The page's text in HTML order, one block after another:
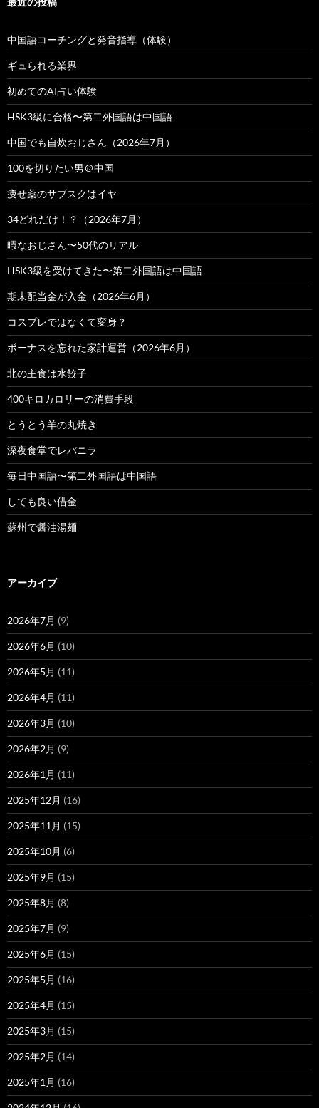
中国語コーチングと発音指導（体験）
ギュられる業界
初めてのAI占い体験
HSK3級に合格〜第二外国語は中国語
中国でも自炊おじさん（2026年7月）
100を切りたい男＠中国
痩せ薬のサブスクはイヤ
34どれだけ！？（2026年7月）
暇なおじさん〜50代のリアル
HSK3級を受けてきた〜第二外国語は中国語
期末配当金が入金（2026年6月）
コスプレではなくて変身？
ボーナスを忘れた家計運営（2026年6月）
北の主食は水餃子
400キロカロリーの消費手段
とうとう羊の丸焼き
深夜食堂でレバニラ
毎日中国語〜第二外国語は中国語
しても良い借金
蘇州で醤油湯麺
アーカイブ
2026年7月 (9)
2026年6月 (10)
2026年5月 (11)
2026年4月 (11)
2026年3月 (10)
2026年2月 (9)
2026年1月 (11)
2025年12月 (16)
2025年11月 (15)
2025年10月 (6)
2025年9月 (15)
2025年8月 (8)
2025年7月 (9)
2025年6月 (15)
2025年5月 (16)
2025年4月 (15)
2025年3月 (15)
2025年2月 (14)
2025年1月 (16)